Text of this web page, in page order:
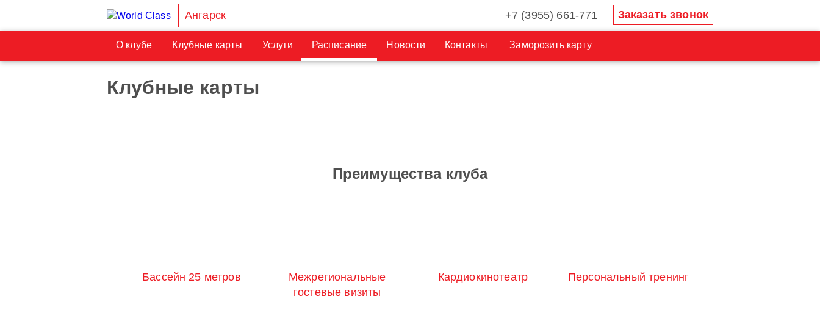
Ангарск Заказать звонок
+7 (3955) 661-771
О клубе Клубные карты Услуги Расписание Новости Контакты Заморозить карту
Клубные карты
Преимущества клуба
Бассейн 25 метров
Межрегиональные
гостевые визиты
Кардиокинотеатр Персональный тренинг